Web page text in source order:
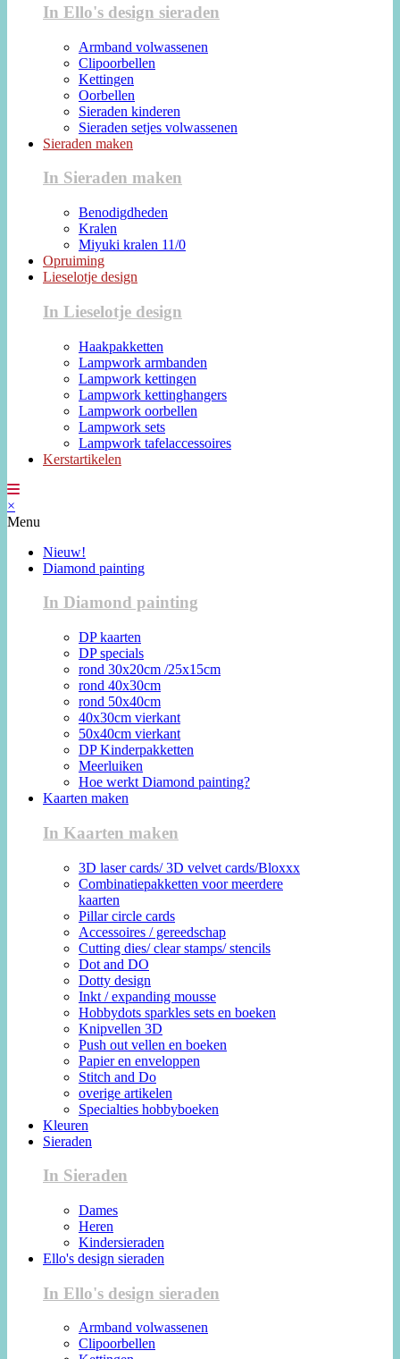
In Ello's design sieraden
Armband volwassenen
Clipoorbellen
Kettingen
Oorbellen
Sieraden kinderen
Sieraden setjes volwassenen
Sieraden maken
In Sieraden maken
Benodigdheden
Kralen
Miyuki kralen 11/0
Opruiming
Lieselotje design
In Lieselotje design
Haakpakketten
Lampwork armbanden
Lampwork kettingen
Lampwork kettinghangers
Lampwork oorbellen
Lampwork sets
Lampwork tafelaccessoires
Kerstartikelen
×
Menu
Nieuw!
Diamond painting
In Diamond painting
DP kaarten
DP specials
rond 30x20cm /25x15cm
rond 40x30cm
rond 50x40cm
40x30cm vierkant
50x40cm vierkant
DP Kinderpakketten
Meerluiken
Hoe werkt Diamond painting?
Kaarten maken
In Kaarten maken
3D laser cards/ 3D velvet cards/Bloxxx
Combinatiepakketten voor meerdere
kaarten
Pillar circle cards
Accessoires / gereedschap
Cutting dies/ clear stamps/ stencils
Dot and DO
Dotty design
Inkt / expanding mousse
Hobbydots sparkles sets en boeken
Knipvellen 3D
Push out vellen en boeken
Papier en enveloppen
Stitch and Do
overige artikelen
Specialties hobbyboeken
Kleuren
Sieraden
In Sieraden
Dames
Heren
Kindersieraden
Ello's design sieraden
In Ello's design sieraden
Armband volwassenen
Clipoorbellen